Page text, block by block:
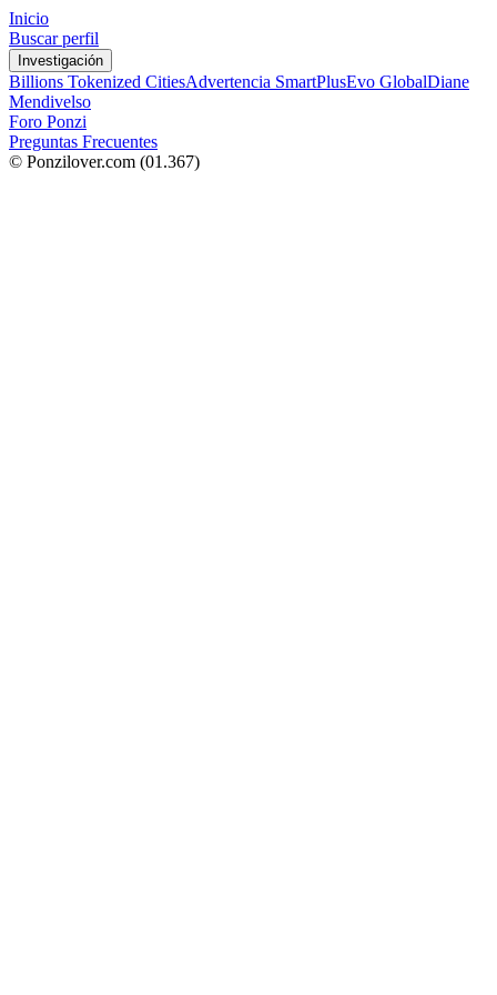
Inicio
Buscar perfil
Investigación
Billions Tokenized CitiesAdvertencia SmartPlusEvo GlobalDiane
Mendivelso
Foro Ponzi
Preguntas Frecuentes
© Ponzilover.com (01.367)